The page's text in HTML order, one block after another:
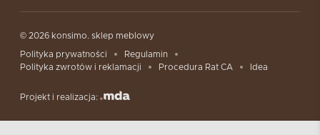
© 2026 konsimo. sklep meblowy
Polityka prywatności
Regulamin
Polityka zwrotów i reklamacji
Procedura Rat CA Idea
Projekt i realizacja: